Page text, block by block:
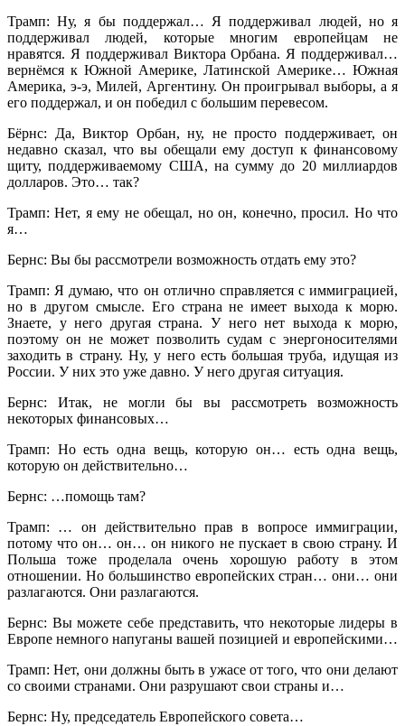
Трамп: Ну, я бы поддержал… Я поддерживал людей, но я
поддерживал людей, которые многим европейцам не
нравятся. Я поддерживал Виктора Орбана. Я поддерживал…
вернёмся к Южной Америке, Латинской Америке… Южная
Америка, э-э, Милей, Аргентину. Он проигрывал выборы, а я
его поддержал, и он победил с большим перевесом.
Бёрнс: Да, Виктор Орбан, ну, не просто поддерживает, он
недавно сказал, что вы обещали ему доступ к финансовому
щиту, поддерживаемому США, на сумму до 20 миллиардов
долларов. Это… так?
Трамп: Нет, я ему не обещал, но он, конечно, просил. Но что
я…
Бернс: Вы бы рассмотрели возможность отдать ему это?
Трамп: Я думаю, что он отлично справляется с иммиграцией,
но в другом смысле. Его страна не имеет выхода к морю.
Знаете, у него другая страна. У него нет выхода к морю,
поэтому он не может позволить судам с энергоносителями
заходить в страну. Ну, у него есть большая труба, идущая из
России. У них это уже давно. У него другая ситуация.
Бернс: Итак, не могли бы вы рассмотреть возможность
некоторых финансовых…
Трамп: Но есть одна вещь, которую он… есть одна вещь,
которую он действительно…
Бернс: …помощь там?
Трамп: … он действительно прав в вопросе иммиграции,
потому что он… он… он никого не пускает в свою страну. И
Польша тоже проделала очень хорошую работу в этом
отношении. Но большинство европейских стран… они… они
разлагаются. Они разлагаются.
Бернс: Вы можете себе представить, что некоторые лидеры в
Европе немного напуганы вашей позицией и европейскими…
Трамп: Нет, они должны быть в ужасе от того, что они делают
со своими странами. Они разрушают свои страны и…
Бернс: Ну, председатель Европейского совета…